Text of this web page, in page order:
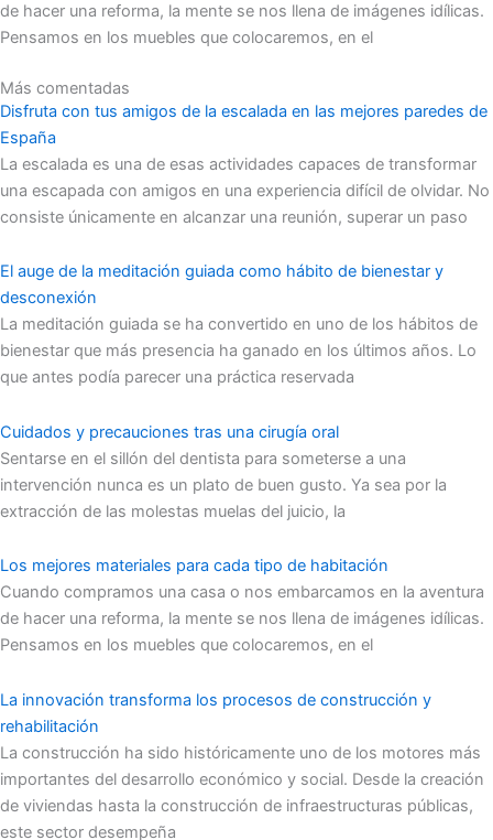
de hacer una reforma, la mente se nos llena de imágenes idílicas.
Pensamos en los muebles que colocaremos, en el
Más comentadas
Disfruta con tus amigos de la escalada en las mejores paredes de
España
La escalada es una de esas actividades capaces de transformar
una escapada con amigos en una experiencia difícil de olvidar. No
consiste únicamente en alcanzar una reunión, superar un paso
El auge de la meditación guiada como hábito de bienestar y
desconexión
La meditación guiada se ha convertido en uno de los hábitos de
bienestar que más presencia ha ganado en los últimos años. Lo
que antes podía parecer una práctica reservada
Cuidados y precauciones tras una cirugía oral
Sentarse en el sillón del dentista para someterse a una
intervención nunca es un plato de buen gusto. Ya sea por la
extracción de las molestas muelas del juicio, la
Los mejores materiales para cada tipo de habitación
Cuando compramos una casa o nos embarcamos en la aventura
de hacer una reforma, la mente se nos llena de imágenes idílicas.
Pensamos en los muebles que colocaremos, en el
La innovación transforma los procesos de construcción y
rehabilitación
La construcción ha sido históricamente uno de los motores más
importantes del desarrollo económico y social. Desde la creación
de viviendas hasta la construcción de infraestructuras públicas,
este sector desempeña